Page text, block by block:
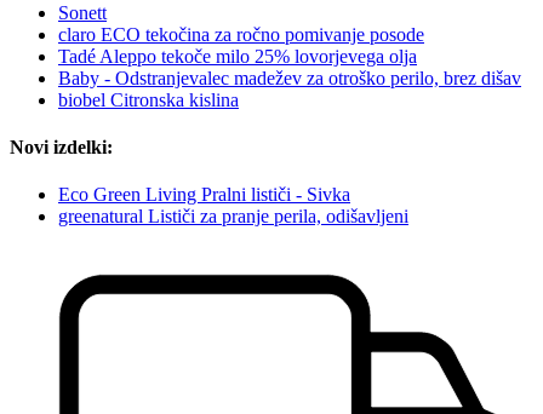
Sonett
claro ECO tekočina za ročno pomivanje posode
Tadé Aleppo tekoče milo 25% lovorjevega olja
Baby - Odstranjevalec madežev za otroško perilo, brez dišav
biobel Citronska kislina
Novi izdelki:
Eco Green Living Pralni lističi - Sivka
greenatural Lističi za pranje perila, odišavljeni